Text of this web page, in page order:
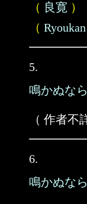
（ 良寛 ）
（ Ryoukan
5.
鳴かぬな
（ 作者不
6.
鳴かぬな